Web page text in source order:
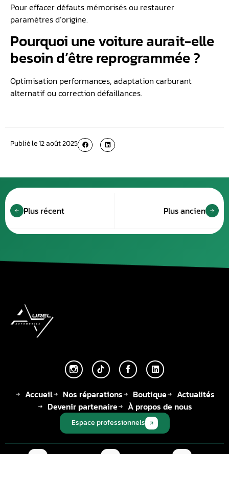
Pour effacer défauts mémorisés ou restaurer
paramètres d’origine.
Pourquoi une voiture aurait-elle
besoin d’être reprogrammée ?
Optimisation performances, adaptation carburant
alternatif ou correction défaillances.
Publié le12 août 2025
Plus récent Plus ancien
Accueil Nos réparations Boutique
Actualités
Devenir partenaire
À propos de nous
Espace professionnels